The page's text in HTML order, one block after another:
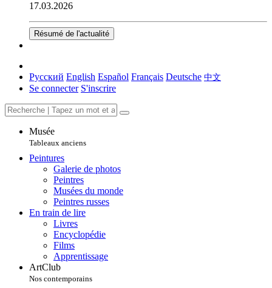
17.03.2026
Résumé de l'actualité
Русский English Español Français Deutsche 中文
Se connecter S'inscrire
Musée
Tableaux anciens
Peintures
Galerie de photos
Peintres
Musées du monde
Peintres russes
En train de lire
Livres
Encyclopédie
Films
Apprentissage
ArtClub
Nos contemporains